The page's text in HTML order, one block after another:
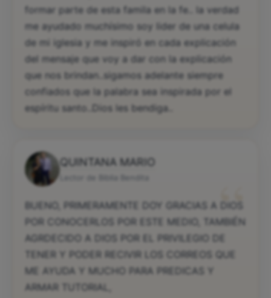
formar parte de esta famila en la fe.. la verdad
me ayudado muchísimo soy lider de una celula
de mi iglesia y me inspiró en cada explicación
del mensaje que voy a dar con la explicación
que nos brindan..sigamos adelante siempre
confiados que la palabra sea inspirada por el
espíritu santo..Dios les bendiga..
QUINTANA MARIO
“
BUENO, PRIMERAMENTE DOY GRACIAS A DIOS
POR CONOCERLOS POR ESTE MEDIO, TAMBIÉN
AGRDECIDO A DIOS POR EL PRIVILEGIO DE
TENER Y PODER RECIVIR LOS CORREOS QUE
ME AYUDA Y MUCHO PARA PREDICAS Y
ARMAR TUTORIAL,